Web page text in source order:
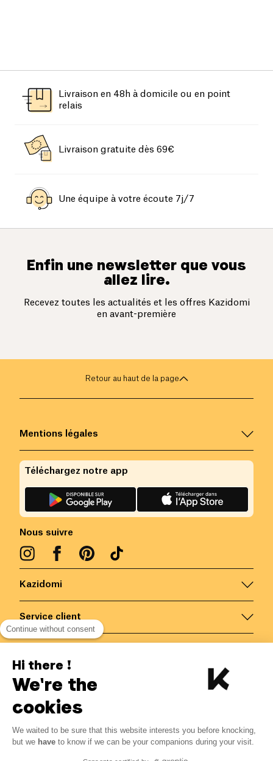
Livraison en 48h à domicile ou en point
relais
Livraison gratuite dès 69€
Une équipe à votre écoute 7j/7
Enfin une newsletter que vous
allez lire.
Recevez toutes les actualités et les offres Kazidomi
en avant-première
3.60€ 3.06€ -15% ?
Economisez 0.54 € avec K+
Retour au haut de la page
Kazidomi
Service client
Mentions légales
Nous suivre
Téléchargez notre app
Belgique/FR
Continue without consent
Hi there !
We're the
cookies
We waited to be sure that this website interests you before knocking,
but we have to know if we can be your companions during your visit.